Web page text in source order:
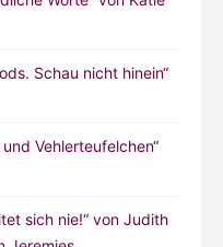
Schau nicht hinein“
Vehlerteufelchen“
sich nie!“ von Judith